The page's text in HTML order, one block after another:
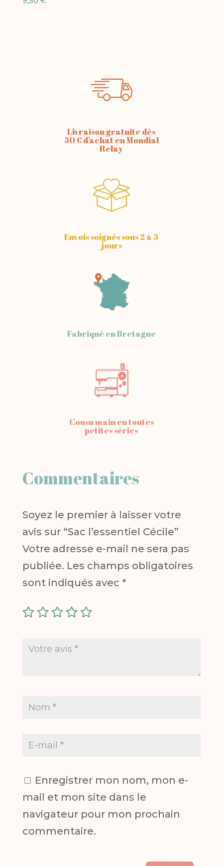
Livraison gratuite dès
50 € d'achat en Mondial
Relay
Envois soignés sous 2 à 5
jours
Fabriqué en Bretagne
Cousu main en toutes
petites séries
Commentaires
Soyez le premier à laisser votre
avis sur “Sac l’essentiel Cécile”
Votre adresse e-mail ne sera pas
publiée. Les champs obligatoires
sont indiqués avec *
Enregistrer mon nom, mon e-
mail et mon site dans le
navigateur pour mon prochain
commentaire.